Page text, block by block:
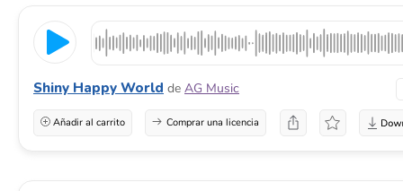
Shiny Happy World de AG Music
Añadir al carrito Comprar una licencia